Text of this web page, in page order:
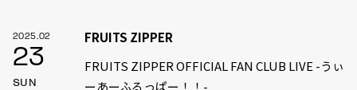
2025.02
23
SUN
FRUITS ZIPPER
FRUITS ZIPPER OFFICIAL FAN CLUB LIVE -うぃ
ーあーふるっぱー！！-